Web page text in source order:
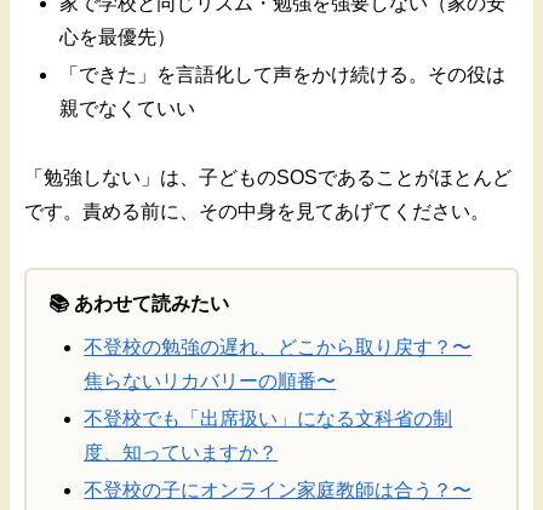
心を最優先）
「できた」を言語化して声をかけ続ける。その役は
親でなくていい
「勉強しない」は、子どものSOSであることがほとんど
です。責める前に、その中身を見てあげてください。
📚 あわせて読みたい
不登校の勉強の遅れ、どこから取り戻す？〜
焦らないリカバリーの順番〜
不登校でも「出席扱い」になる文科省の制
度、知っていますか？
不登校の子にオンライン家庭教師は合う？〜